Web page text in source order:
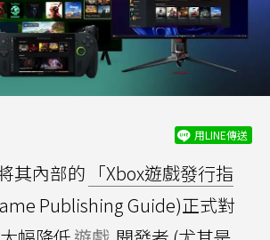
用LINE傳送
其內部的 「Xbox遊戲發行指
Publishing Guide)正式對